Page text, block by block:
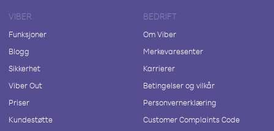
VIBER
Funksjoner
Blogg
Sikkerhet
Viber Out
Priser
Kundestøtte
BEDRIFT
Om Viber
Merkevaresenter
Karrierer
Betingelser og vilkår
Personvernerklæring
Customer Complaints Code